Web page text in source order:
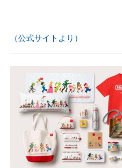
企業向けIT製品の総合サイト
IT製品の技術・比較・事例
製造業のIT導入・活用を支援
モノづくり技術者専門サイト
エレクトロニクス専門サイト
電子設計の基本と応用
エネルギーの専門メディア
（公式サイトより）